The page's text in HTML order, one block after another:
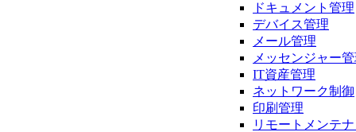
ドキュメント管理
デバイス管理
メール管理
メッセンジャー
IT資産管理
ネットワーク制御
印刷管理
リモートメンテ